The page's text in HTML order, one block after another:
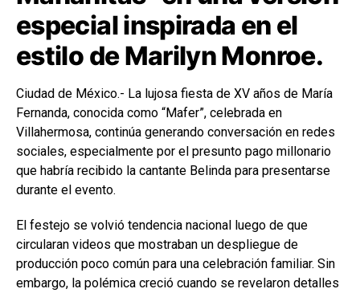
especial inspirada en el
estilo de Marilyn Monroe.
Ciudad de México.- La lujosa fiesta de XV años de María
Fernanda, conocida como “Mafer”, celebrada en
Villahermosa, continúa generando conversación en redes
sociales, especialmente por el presunto pago millonario
que habría recibido la cantante Belinda para presentarse
durante el evento.
El festejo se volvió tendencia nacional luego de que
circularan videos que mostraban un despliegue de
producción poco común para una celebración familiar. Sin
embargo, la polémica creció cuando se revelaron detalles